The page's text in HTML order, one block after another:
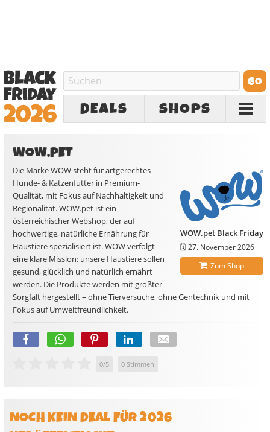
DEALS SHOPS
WOW.PET
WOW.pet Black Friday
🗓️27. November 2026
Zum Shop
Die Marke WOW steht für artgerechtes
Hunde- & Katzenfutter in Premium-
Qualität, mit Fokus auf Nachhaltigkeit und
Regionalität. WOW.pet ist ein
österreichischer Webshop, der auf
hochwertige, natürliche Ernährung für
Haustiere spezialisiert ist. WOW verfolgt
eine klare Mission: unsere Haustiere sollen
gesund, glücklich und natürlich ernährt
werden. Die Produkte werden mit größter
Sorgfalt hergestellt – ohne Tierversuche, ohne Gentechnik und mit
Fokus auf Umweltfreundlichkeit.
0/5 0 Stimmen
NOCH KEIN DEAL FÜR 2026